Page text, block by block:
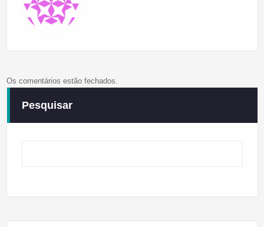
Os comentários estão fechados.
Pesquisar